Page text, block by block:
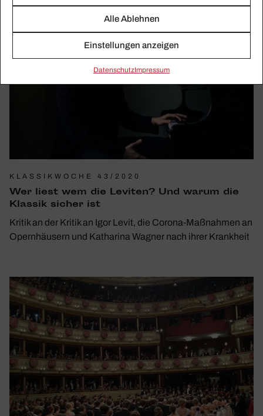
Alle Ablehnen
Einstellungen anzeigen
Daten­schutzImpressum
KLASSIKWOCHE 43/2020
Wer liest wem die Leviten? Und warum die
Klassik sicher ist
Kritik an der Kritik an Igor Levit, die Corona-Maßnahmen an
Opernhäusern und Katharina Wagner nach ihrer Krankheit